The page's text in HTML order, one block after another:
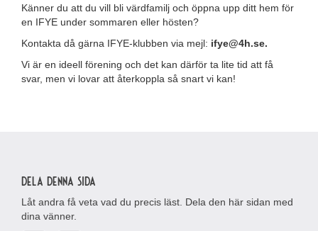
Känner du att du vill bli värdfamilj och öppna upp ditt hem för
en IFYE under sommaren eller hösten?
Kontakta då gärna IFYE-klubben via mejl: ifye@4h.se.
Vi är en ideell förening och det kan därför ta lite tid att få
svar, men vi lovar att återkoppla så snart vi kan!
Dela denna sida
Låt andra få veta vad du precis läst. Dela den här sidan med
dina vänner.